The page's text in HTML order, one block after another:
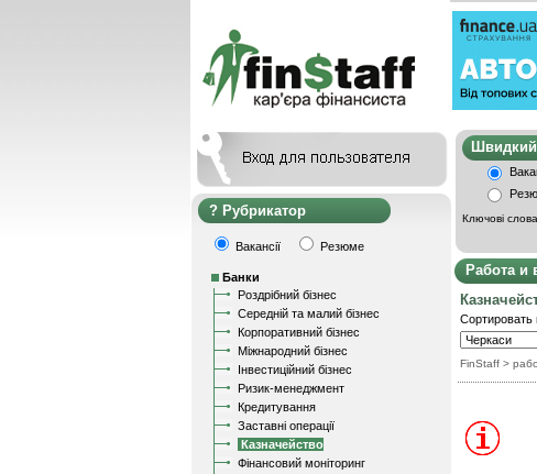
Рубрикатор
Вакансії Резюме
Банки
Роздрібний бізнес
Середній та малий бізнес
Корпоративний бізнес
Міжнародний бізнес
Інвестиційний бізнес
Ризик-менеджмент
Кредитування
Заставні операції
Казначейство
Фінансовий моніторинг
Ключові слова
Работа и
Сортировать
FinStaff >